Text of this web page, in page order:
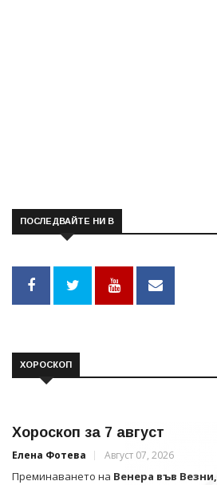
ПОСЛЕДВАЙТЕ НИ В
ХОРОСКОП
Хороскоп за 7 август
Елена Фотева Август 07, 2026
Преминаването на Венера във Везни,